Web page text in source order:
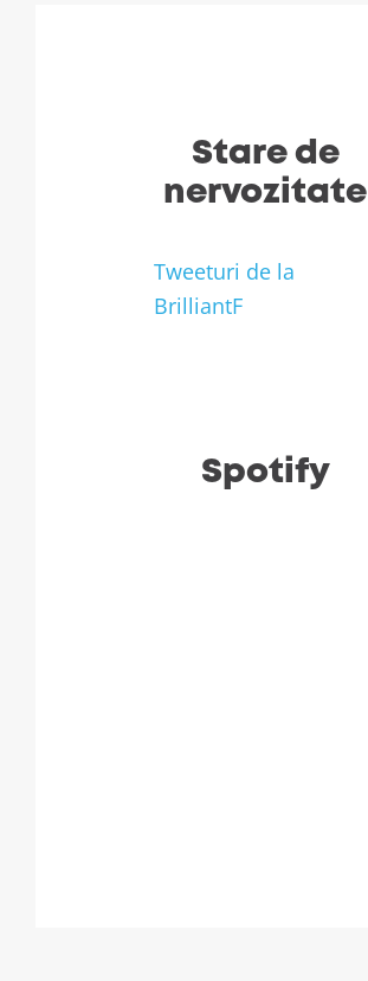
Stare de
nervozitate
Tweeturi de la
BrilliantF
Spotify